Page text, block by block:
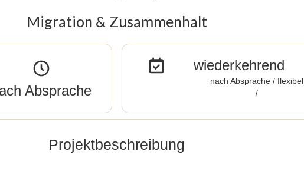
Migration & Zusammenhalt
Absprache
wiederkehrend
nach Absprache / flexibel
/
Projektbeschreibung